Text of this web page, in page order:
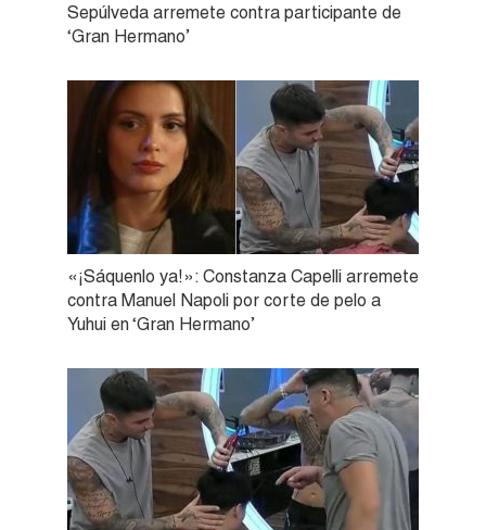
Sepúlveda arremete contra participante de
‘Gran Hermano’
«¡Sáquenlo ya!»: Constanza Capelli arremete
contra Manuel Napoli por corte de pelo a
Yuhui en ‘Gran Hermano’